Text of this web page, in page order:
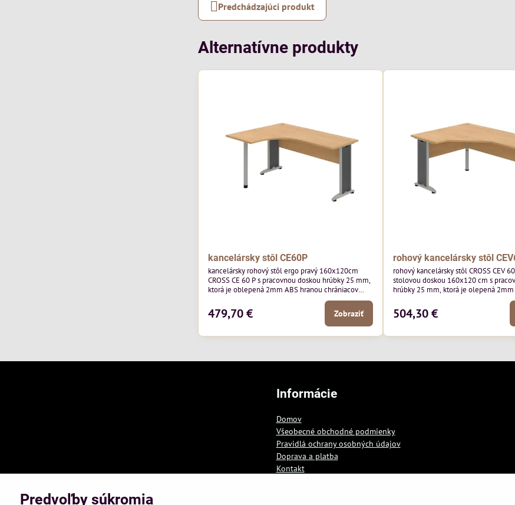
Predchádzajúci produkt
Alternatívne produkty
kancelársky stôl CE60P
kancelársky rohový stôl ergo pravý 160x120cm
CROSS CE 60 P s pracovnou doskou hrúbky 25 mm,
ktorá je oblepená 2mm ABS hranou chrániacov
479,70 € Zobraziť
rohový kancelársky stôl
rohový kancelársky stôl CROSS CEV
stolovou doskou 160x120 cm s
hrúbky 25 mm, ktorá je olepená 2mm
504,30 €
Informácie
Domov
Všeobecné obchodné podmienky
Pravidlá ochrany osobných údajov
Doprava a platba
Kontakt
Predvoľby súkromia